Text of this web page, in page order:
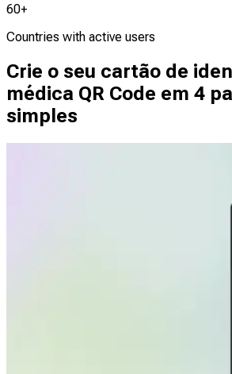
60+
Countries with active users
Crie o seu cartão de
médica QR Code em 4
simples